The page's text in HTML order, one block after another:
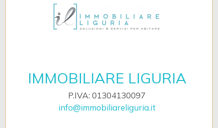
IMMOBILIARE LIGURIA
P.IVA: 01304130097
info@immobiliareliguria.it